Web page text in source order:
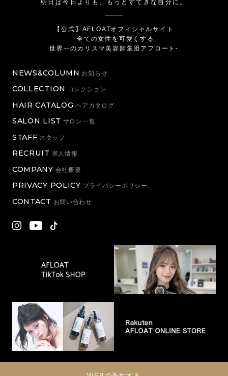
明日は今日よりも、もっとすてきな自分に。
【公式】AFLOATオフィシャルサイト
-全ての女性を可愛くする
世界一のカリスマ美容師集団アフロート-
NEWS&COLUMN お知らせ
COLLECTION コレクション
HAIR CATALOG ヘアカタログ
SALON LIST サロン一覧
STAFF スタッフ
RECRUIT 求人情報
COMPANY 会社概要
PRIVACY POLICY プライバシーポリシー
CONTACT お問い合わせ